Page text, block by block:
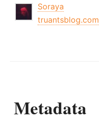
Soraya
truantsblog.com
Metadata